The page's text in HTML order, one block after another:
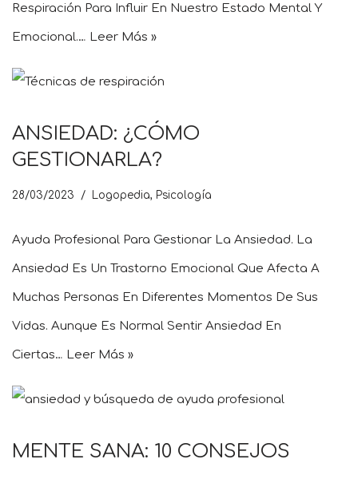
Respiración Para Influir En Nuestro Estado Mental Y
Emocional.… Leer Más »
ANSIEDAD: ¿CÓMO
GESTIONARLA?
28/03/2023 Logopedia, Psicología
Ayuda Profesional Para Gestionar La Ansiedad. La
Ansiedad Es Un Trastorno Emocional Que Afecta A
Muchas Personas En Diferentes Momentos De Sus
Vidas. Aunque Es Normal Sentir Ansiedad En
Ciertas… Leer Más »
MENTE SANA: 10 CONSEJOS